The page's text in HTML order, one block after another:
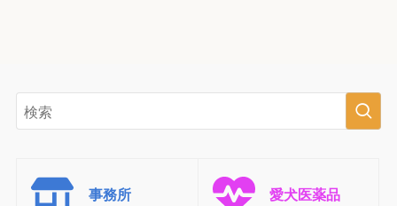
事務所 愛犬医薬品